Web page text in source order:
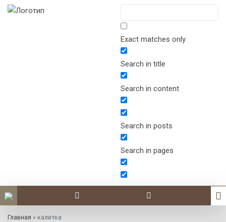
Exact matches only
Search in title
Search in content
Search in posts
Search in pages
Главная » калитка